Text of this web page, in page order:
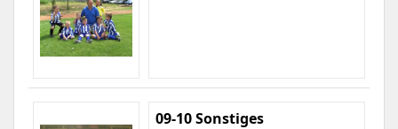
09-10 Sonstiges